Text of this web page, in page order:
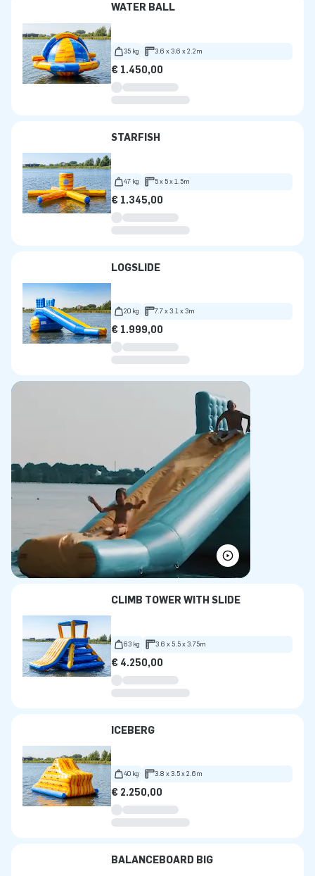
WATER BALL
35 kg 3.6 x 3.6 x 2.2m
€ 1.450,00
STARFISH
47 kg 5 x 5 x 1.5m
€ 1.345,00
LOGSLIDE
20 kg 7.7 x 3.1 x 3m
€ 1.999,00
CLIMB TOWER WITH SLIDE
63 kg 3.6 x 5.5 x 3.75m
€ 4.250,00
ICEBERG
40 kg 3.8 x 3.5 x 2.6m
€ 2.250,00
BALANCEBOARD BIG